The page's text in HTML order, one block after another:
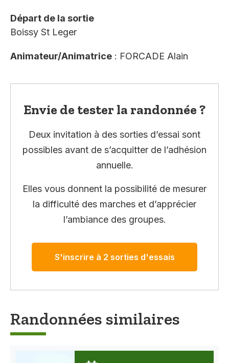
Départ de la sortie
Boissy St Leger
Animateur/Animatrice : FORCADE Alain
Envie de tester la randonnée ?
Deux invitation à des sorties d’essai sont
possibles avant de s’acquitter de l’adhésion
annuelle.
Elles vous donnent la possibilité de mesurer
la difficulté des marches et d’apprécier
l’ambiance des groupes.
S'inscrire à 2 sorties d'essais
Randonnées similaires